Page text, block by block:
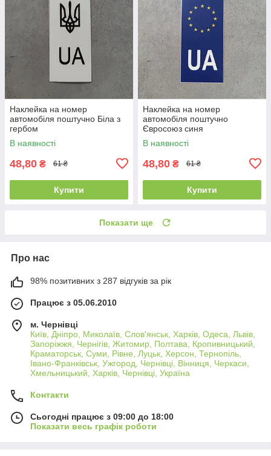
Наклейка на номер
автомобіля поштучно Біла з
гербом
В наявності
48,80 ₴ 61 ₴
Купити
Наклейка на номер
автомобіля поштучно
Євросоюз синя
В наявності
48,80 ₴ 61 ₴
Купити
Показати ще
Про нас
98% позитивних з 287 відгуків за рік
Працює з 05.06.2010
м. Чернівці
Київ, Дніпро, Миколаїв, Слов'янськ, Харків, Одеса, Львів,
Запоріжжя, Чернігів, Житомир, Полтава, Кропивницький,
Краматорськ, Суми, Рівне, Луцьк, Херсон, Тернопіль,
Івано-Франківськ, Ужгород, Чернівці, Вінниця, Черкаси,
Хмельницький, Харків, Чернівці, Україна
Контакти
Сьогодні працює з 09:00 до 18:00
Показати весь графік роботи